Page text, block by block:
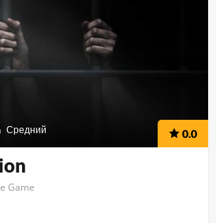
Средний 0.0
Game